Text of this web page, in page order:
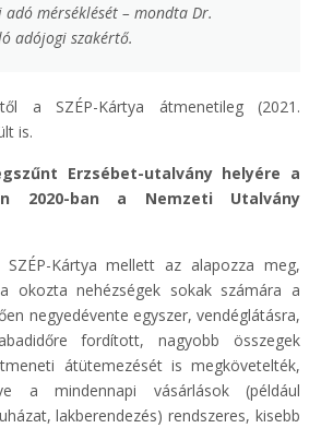
mérséklését – mondta Dr.
adójogi szakértő.
a SZÉP-Kártya átmenetileg (2021.
is.
Erzsébet-utalvány helyére a
2020-ban a Nemzeti Utalvány
Kártya mellett az alapozza meg,
okozta nehézségek sokak számára a
negyedévente egyszer, vendéglátásra,
fordított, nagyobb összegek
átütemezését is megkövetelték,
a mindennapi vásárlások (például
lakberendezés) rendszeres, kisebb